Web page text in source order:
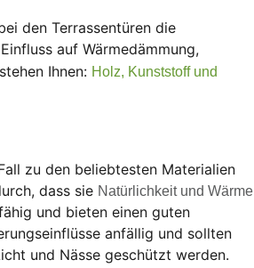
den Terrassentüren die
auf Wärmedämmung,
Ihnen: Holz, Kunststoff und
zu den beliebtesten Materialien
dass sie Natürlichkeit und Wärme
und bieten einen guten
anfällig und sollten
und Nässe geschützt werden.